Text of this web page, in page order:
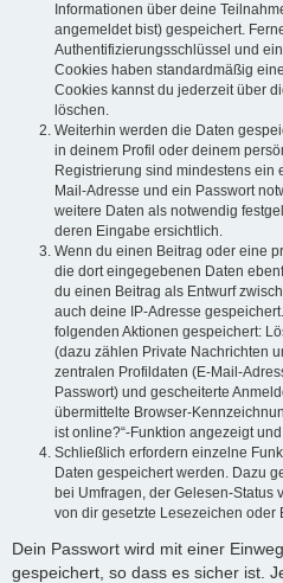
Informationen über deine
angemeldet bist) gespeichert.
Authentifizierungsschlüssel und
Cookies haben standardmäßig
Cookies kannst du jederzeit über
löschen.
Weiterhin werden die Daten
in deinem Profil oder deinem
Registrierung sind mindestens ein
Mail-Adresse und ein Passwort
weitere Daten als notwendig
deren Eingabe ersichtlich.
Wenn du einen Beitrag oder eine
die dort eingegebenen Daten
du einen Beitrag als Entwurf
auch deine IP-Adresse
folgenden Aktionen gespeichert:
(dazu zählen Private Nachrichten
zentralen Profildaten (E-Mail-
Passwort) und gescheiterte
übermittelte Browser-
ist online?“-Funktion angezeigt
Schließlich erfordern einzelne
Daten gespeichert werden. Dazu
bei Umfragen, der Gelesen-Status
von dir gesetzte Lesezeichen
Dein Passwort wird mit einer
gespeichert, so dass es sicher ist.